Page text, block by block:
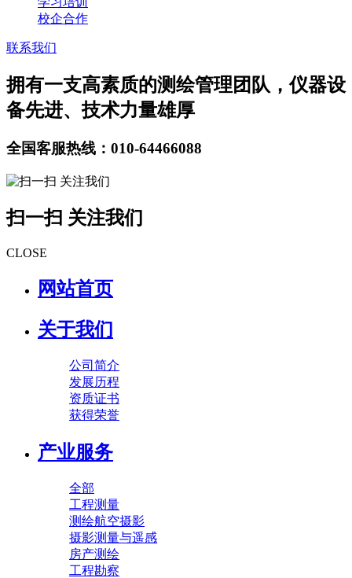
校企合作
联系我们
拥有一支高素质的测绘管理团队，仪器设
备先进、技术力量雄厚
全国客服热线：010-64466088
扫一扫 关注我们
CLOSE
网站首页
关于我们
公司简介
发展历程
资质证书
获得荣誉
产业服务
全部
工程测量
测绘航空摄影
摄影测量与遥感
房产测绘
工程勘察